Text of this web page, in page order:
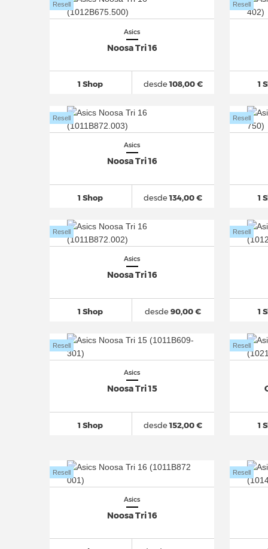
Asics
Noosa Tri 16
1 Shop
Resell
desde108,00 € 1
Resell
Asics
Noosa Tri 16
1 Shop
Resell
desde134,00 € 1
Resell
Asics
Noosa Tri 16
1 Shop
Resell
desde90,00 € 1
Resell
Asics
Noosa Tri 15
1 Shop
Resell
desde152,00 € 1
Resell
Asics
Noosa Tri 16
Resell Resell